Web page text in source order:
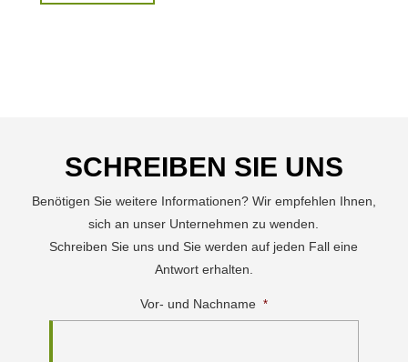
SCHREIBEN SIE UNS
Benötigen Sie weitere Informationen? Wir empfehlen Ihnen,
sich an unser Unternehmen zu wenden.
Schreiben Sie uns und Sie werden auf jeden Fall eine
Antwort erhalten.
Vor- und Nachname *